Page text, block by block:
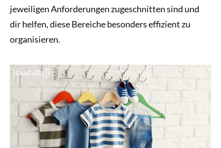
jeweiligen Anforderungen zugeschnitten sind und
dir helfen, diese Bereiche besonders effizient zu
organisieren.